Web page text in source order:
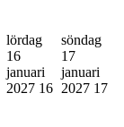
lördag
16
januari
2027 16
söndag
17
januari
2027 17